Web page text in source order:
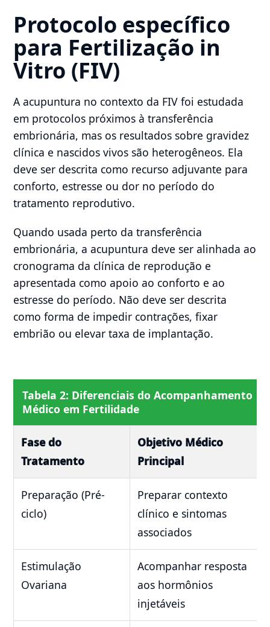
Protocolo específico
para Fertilização in
Vitro (FIV)
A acupuntura no contexto da FIV foi estudada
em protocolos próximos à transferência
embrionária, mas os resultados sobre gravidez
clínica e nascidos vivos são heterogêneos. Ela
deve ser descrita como recurso adjuvante para
conforto, estresse ou dor no período do
tratamento reprodutivo.
Quando usada perto da transferência
embrionária, a acupuntura deve ser alinhada ao
cronograma da clínica de reprodução e
apresentada como apoio ao conforto e ao
estresse do período. Não deve ser descrita
como forma de impedir contrações, fixar
embrião ou elevar taxa de implantação.
Tabela 2: Diferenciais do Acompanhamento
Médico em Fertilidade
Fase do
Tratamento
Objetivo Médico
Principal
Preparação (Pré-
ciclo)
Preparar contexto
clínico e sintomas
associados
Estimulação
Ovariana
Acompanhar resposta
aos hormônios
injetáveis